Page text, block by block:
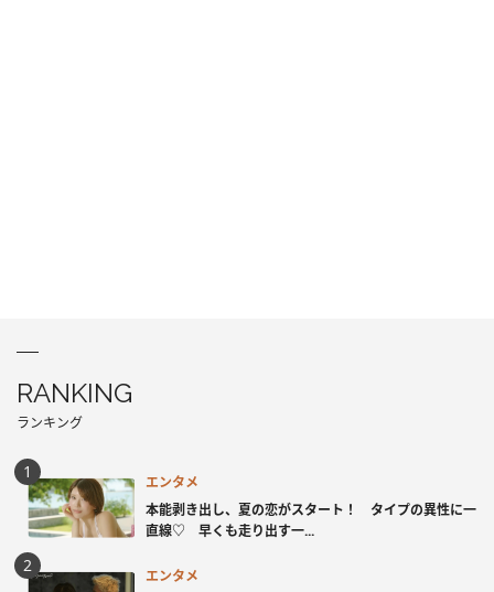
RANKING
ランキング
エンタメ
本能剥き出し、夏の恋がスタート！ タイプの異性に一
直線♡ 早くも走り出す一...
エンタメ